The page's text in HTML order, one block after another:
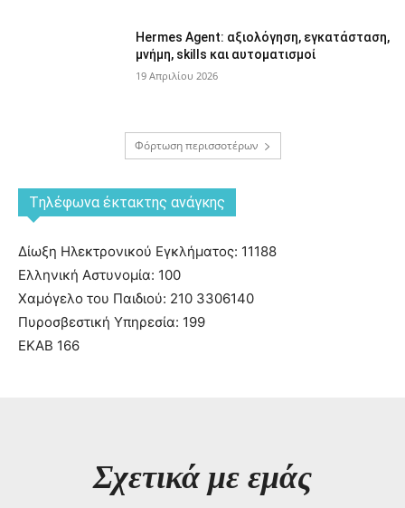
Hermes Agent: αξιολόγηση, εγκατάσταση,
μνήμη, skills και αυτοματισμοί
19 Απριλίου 2026
Φόρτωση περισσοτέρων
Tηλέφωνα έκτακτης ανάγκης
Δίωξη Ηλεκτρονικού Εγκλήματος: 11188
Ελληνική Αστυνομία: 100
Χαμόγελο του Παιδιού: 210 3306140
Πυροσβεστική Υπηρεσία: 199
ΕΚΑΒ 166
Σχετικά με εμάς